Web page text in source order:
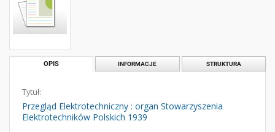
OPIS INFORMACJE STRUKTURA
Tytuł:
Przegląd Elektrotechniczny : organ Stowarzyszenia
Elektrotechników Polskich 1939